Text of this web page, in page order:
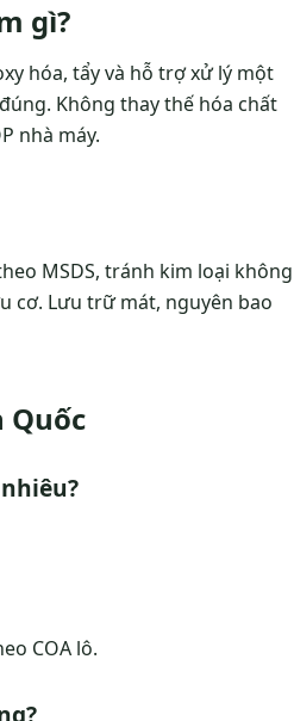
gì?
hóa, tẩy và hỗ trợ xử lý một
Không thay thế hóa chất
nhà máy.
MSDS, tránh kim loại không
cơ. Lưu trữ mát, nguyên bao
Quốc
COA lô.